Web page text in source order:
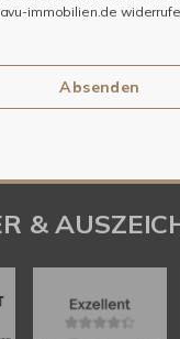
immobilien.de
Absenden
&